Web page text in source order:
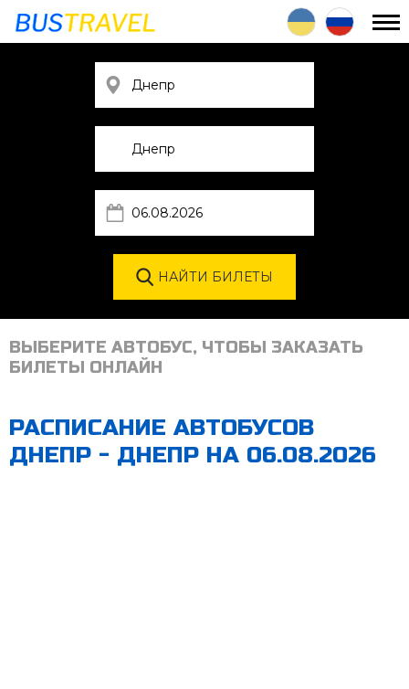
ВЫБЕРИТЕ АВТОБУС, ЧТОБЫ ЗАКАЗАТЬ
БИЛЕТЫ ОНЛАЙН
РАСПИСАНИЕ АВТОБУСОВ
ДНЕПР - ДНЕПР НА 06.08.2026